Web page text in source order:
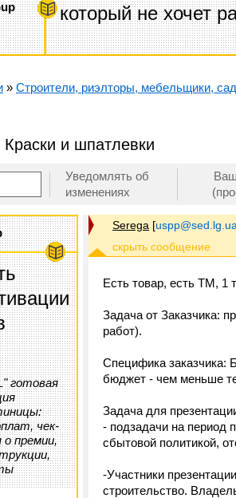
который не хочет
» Строители, риэлторы, мебельщики,
Краски и шпатлевки
Уведомлять об
изменениях
готовая
чек-
премии,
Serega [
Есть товар, есть ТМ, 1
Задача от Заказчика:
работ).
Специфика заказчика:
бюджет - чем меньше
Задача для
- подзадачи на период
сбытовой политикой,
-Участники
строительство.